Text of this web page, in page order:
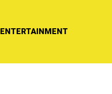
ENTERTAINMENT